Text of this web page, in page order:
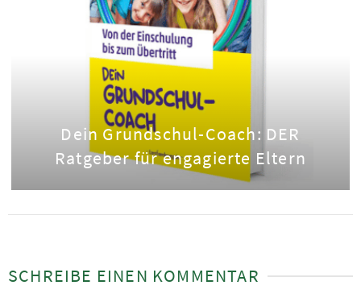
Dein Grundschul-Coach: DER
Ratgeber für engagierte Eltern
SCHREIBE EINEN KOMMENTAR